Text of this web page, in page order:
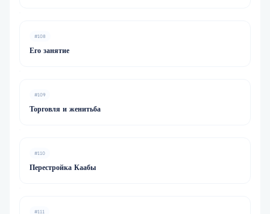
#108
Его занятие
#109
Торговля и женитьба
#110
Перестройка Каабы
#111